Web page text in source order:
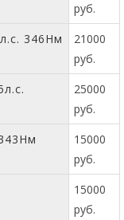
руб.
346Нм
21000
руб.
25000
руб.
15000
руб.
15000
руб.